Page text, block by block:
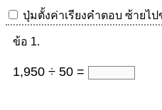
ปุ่มตั้งค่าเรียงคำตอบ ซ้ายไป
ข้อ 1.
1,950 ÷ 50 =